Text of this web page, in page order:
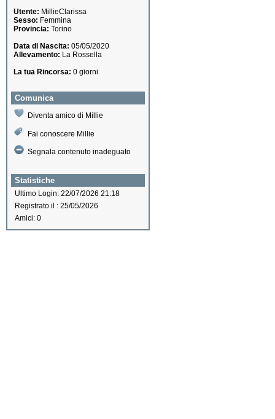
Utente: MillieClarissa
Sesso: Femmina
Provincia: Torino
Data di Nascita: 05/05/2020
Allevamento: La Rossella
La tua Rincorsa: 0 giorni
Comunica
Diventa amico di Millie
Fai conoscere Millie
Segnala contenuto inadeguato
Statistiche
Ultimo Login: 22/07/2026 21:18
Registrato il : 25/05/2026
Amici: 0